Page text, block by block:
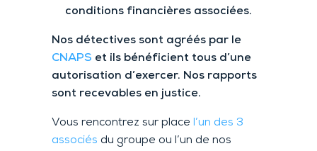
conditions financières associées.
Nos détectives sont agréés par le
CNAPS et ils bénéficient tous d’une
autorisation d’exercer. Nos rapports
sont recevables en justice.
Vous rencontrez sur place l’un des 3
associés du groupe ou l’un de nos